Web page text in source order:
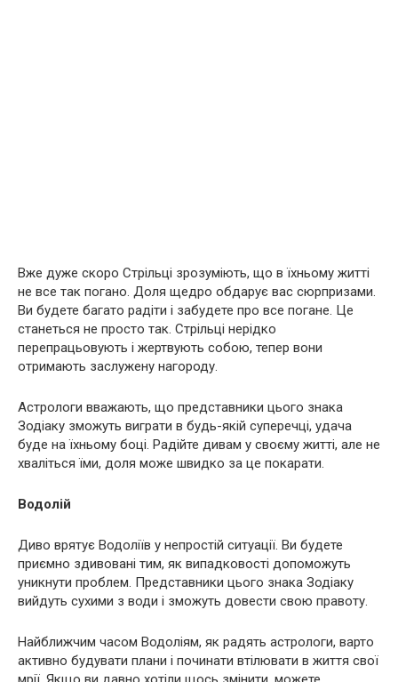
Вже дуже скоро Стрільці зрозуміють, що в їхньому житті
не все так погано. Доля щедро обдарує вас сюрпризами.
Ви будете багато радіти і забудете про все погане. Це
станеться не просто так. Стрільці нерідко
перепрацьовують і жертвують собою, тепер вони
отримають заслужену нагороду.
Астрологи вважають, що представники цього знака
Зодіаку зможуть виграти в будь-якій суперечці, удача
буде на їхньому боці. Радійте дивам у своєму житті, але не
хваліться їми, доля може швидко за це покарати.
Водолій
Диво врятує Водоліїв у непростій ситуації. Ви будете
приємно здивовані тим, як випадковості допоможуть
уникнути проблем. Представники цього знака Зодіаку
вийдуть сухими з води і зможуть довести свою правоту.
Найближчим часом Водоліям, як радять астрологи, варто
активно будувати плани і починати втілювати в життя свої